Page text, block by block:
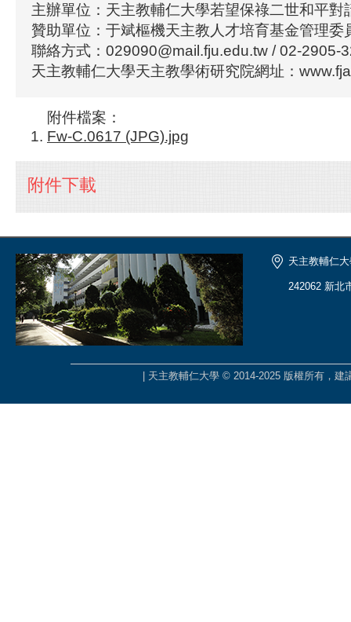
主辦單位：天主教輔仁大學若望保祿二世和平對
贊助單位：于斌樞機天主教人才培育基金管理委
聯絡方式：029090@mail.fju.edu.tw / 02-2905-
天主教輔仁大學天主教學術研究院網址：
附件檔案：
Fw-C.0617 (JPG).jpg
附件下載
天主教輔仁
242062 新北
| 天主教輔仁大學 © 2014-2025 版權所有，